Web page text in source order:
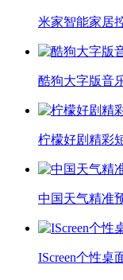
米家智能家居
酷狗大字版音
柠檬好剧精彩
中国天气精准
IScreen个性桌